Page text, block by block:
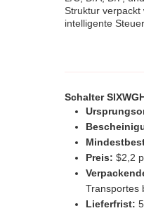
Struktur verpackt
intelligente
Schalter
Preis: $2,2
Transportes
Lieferfrist: